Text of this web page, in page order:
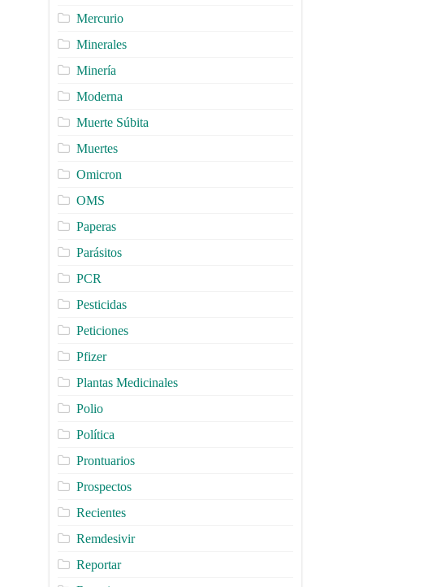
Mercurio
Minerales
Minería
Moderna
Muerte Súbita
Muertes
Omicron
OMS
Paperas
Parásitos
PCR
Pesticidas
Peticiones
Pfizer
Plantas Medicinales
Polio
Política
Prontuarios
Prospectos
Recientes
Remdesivir
Reportar